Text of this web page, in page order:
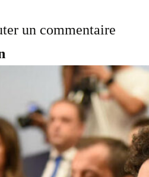
un commentaire